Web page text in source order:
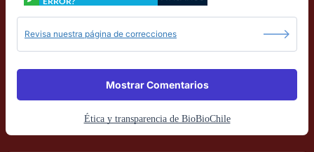
Revisa nuestra página de correcciones
Mostrar Comentarios
Ética y transparencia de BioBioChile